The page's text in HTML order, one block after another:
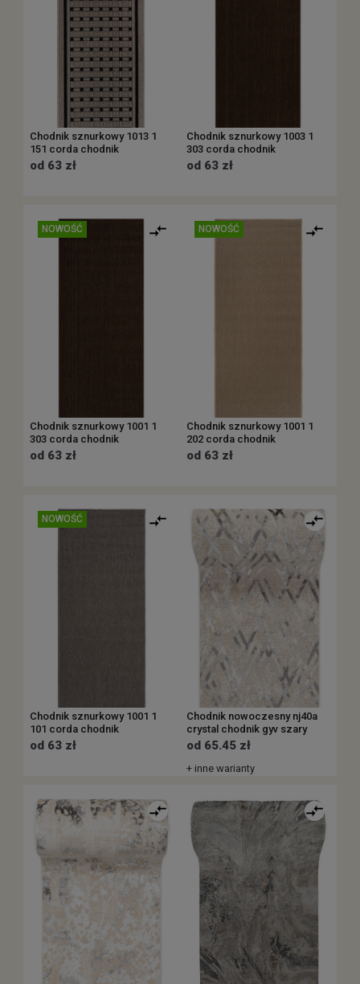
Chodnik sznurkowy 1013 1
151 corda chodnik
od 63 zł
Chodnik sznurkowy 1003 1
303 corda chodnik
od 63 zł
NOWOŚĆ
Chodnik sznurkowy 1001 1
303 corda chodnik
od 63 zł
NOWOŚĆ
Chodnik sznurkowy 1001 1
202 corda chodnik
od 63 zł
NOWOŚĆ
Chodnik sznurkowy 1001 1
101 corda chodnik
od 63 zł
Chodnik nowoczesny nj40a
crystal chodnik gyv szary
od 65.45 zł
+ inne warianty